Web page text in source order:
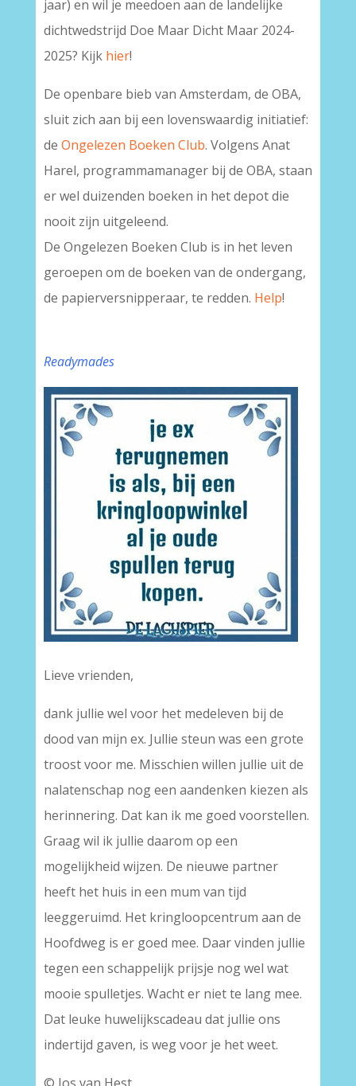
jaar) en wil je meedoen aan de landelijke
dichtwedstrijd Doe Maar Dicht Maar 2024-
2025? Kijk hier!
De openbare bieb van Amsterdam, de OBA,
sluit zich aan bij een lovenswaardig initiatief:
de Ongelezen Boeken Club. Volgens Anat
Harel, programmamanager bij de OBA, staan
er wel duizenden boeken in het depot die
nooit zijn uitgeleend.
De Ongelezen Boeken Club is in het leven
geroepen om de boeken van de ondergang,
de papierversnipperaar, te redden. Help!
Readymades
Lieve vrienden,
dank jullie wel voor het medeleven bij de
dood van mijn ex. Jullie steun was een grote
troost voor me. Misschien willen jullie uit de
nalatenschap nog een aandenken kiezen als
herinnering. Dat kan ik me goed voorstellen.
Graag wil ik jullie daarom op een
mogelijkheid wijzen. De nieuwe partner
heeft het huis in een mum van tijd
leeggeruimd. Het kringloopcentrum aan de
Hoofdweg is er goed mee. Daar vinden jullie
tegen een schappelijk prijsje nog wel wat
mooie spulletjes. Wacht er niet te lang mee.
Dat leuke huwelijkscadeau dat jullie ons
indertijd gaven, is weg voor je het weet.